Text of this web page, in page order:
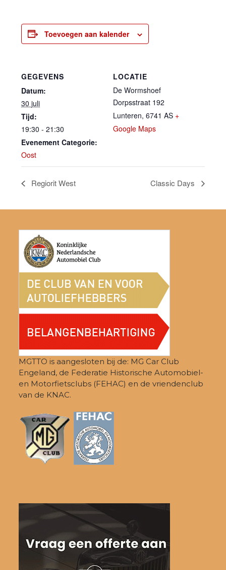
Toevoegen aan kalender
GEGEVENS
Datum:
30 juli
Tijd:
19:30 - 21:30
Evenement Categorie:
Oost
LOCATIE
De Wormshoef
Dorpsstraat 192
Lunteren, 6741 AS +
Google Maps
Regiorit West Classic Days
MGTTO is aangesloten bij de: MG Car Club
Engeland, de Federatie Historische Automobiel-
en Motorfietsclubs (FEHAC) en de vriendenclub
van de KNAC.